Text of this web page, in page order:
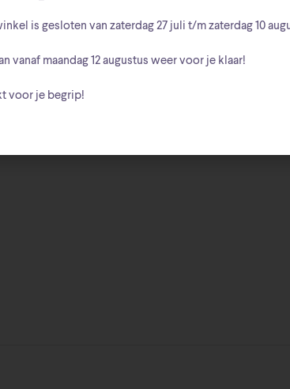
is gesloten van zaterdag27 juli t/m zaterdag 10
vanaf maandag 12 augustus weer voor je klaar!
voor je begrip!